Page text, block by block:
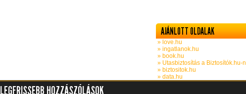
AJÁNLOTT OLDALAK
» love.hu
» ingatlanok.hu
» book.hu
» Utasbiztosítás a Biztosítók.hu-n
» biztositok.hu
» data.hu
LEGFRISSEBB HOZZÁSZÓLÁSOK